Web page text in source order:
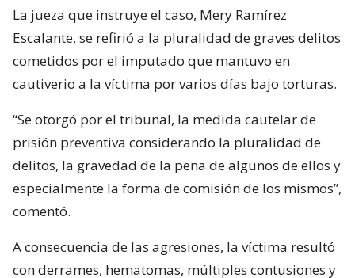
La jueza que instruye el caso, Mery Ramírez
Escalante, se refirió a la pluralidad de graves delitos
cometidos por el imputado que mantuvo en
cautiverio a la víctima por varios días bajo torturas.
“Se otorgó por el tribunal, la medida cautelar de
prisión preventiva considerando la pluralidad de
delitos, la gravedad de la pena de algunos de ellos y
especialmente la forma de comisión de los mismos”,
comentó.
A consecuencia de las agresiones, la víctima resultó
con derrames, hematomas, múltiples contusiones y